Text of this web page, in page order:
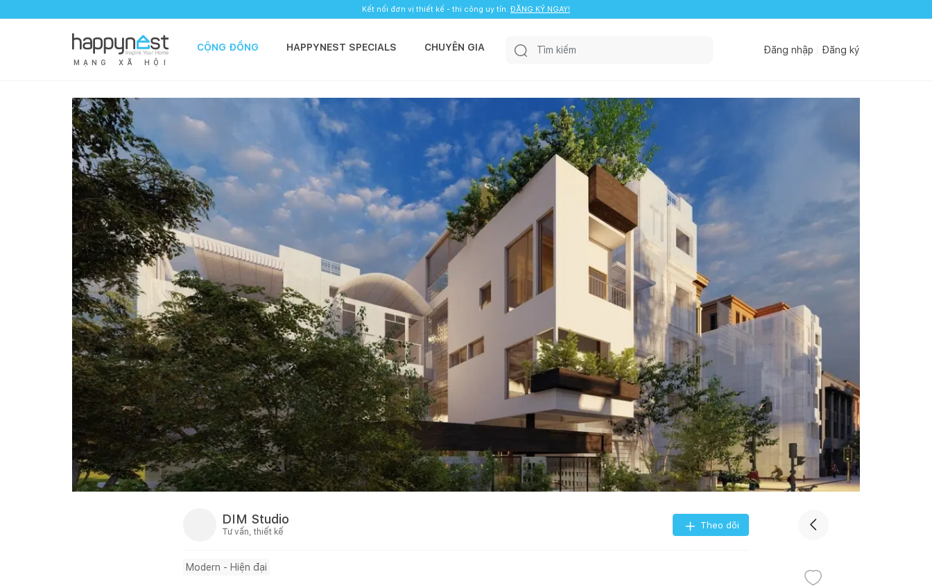
Kết nối đơn vị thiết kế - thi công uy tín. ĐĂNG KÝ NGAY!
M Ạ N G X Ã H Ộ I
CỘNG ĐỒNG HAPPYNEST SPECIALS CHUYÊN GIA Đăng nhập Đăng ký
DIM Studio
Tư vấn, thiết kế
Theo dõi
Modern - Hiện đại